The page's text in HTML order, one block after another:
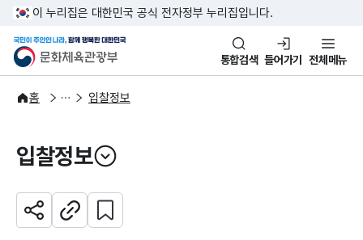
본문 바로가기
주메뉴 바로가기
이 누리집은 대한민국 공식 전자정부 누리집입니다.
문화체육관광부
국민이 주인인 나라, 함께 행복
통합검색 들어가기 전체메뉴
홈
알림·소식
알림 입찰정보
입찰정보
열기
공유하기주소복사
관심 콘텐츠 설정하기